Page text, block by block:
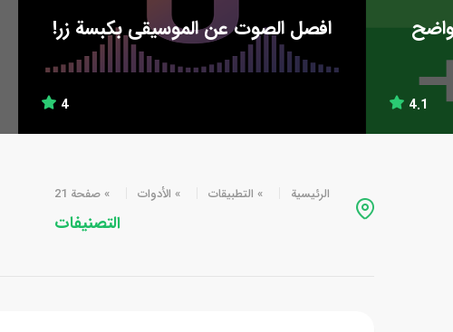
4.1
افصل الصوت عن الموسيقى بكبسة زر!
4
الرئيسية » التطبيقات » الأدوات »صفحة 21
التصنيفات